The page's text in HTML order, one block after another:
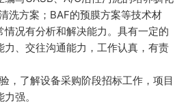
洗方案；BAF的预膜方案等技术材
况有分析和解决能力。具有一定的
力、交往沟通能力，工作认真，有责
，了解设备采购阶段招标工作，项目
强。